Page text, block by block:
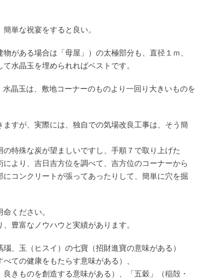
単な祝宴をすると良い。
がある場合は「母屋」）の太極部分も、直径１ｍ、
水晶玉を埋められればベストです。
晶玉は、敷地コーナーのものより一回り大きいものを
すが、実際には、独自での気場改良工事は、そう簡
特殊な炭が望ましいですし、手順７で取り上げた
より、吉日吉方位を調べて、吉方位のコーナーから
コンクリートが張ってあったりして、簡単に穴を掘
ください。
豊富なノウハウと実績があります。
、玉（ヒスイ）の七寶（招財進寶の意味がある）
ての健康をもたらす意味がある）、
のを創造する意味がある）、「五穀」（稲殻・